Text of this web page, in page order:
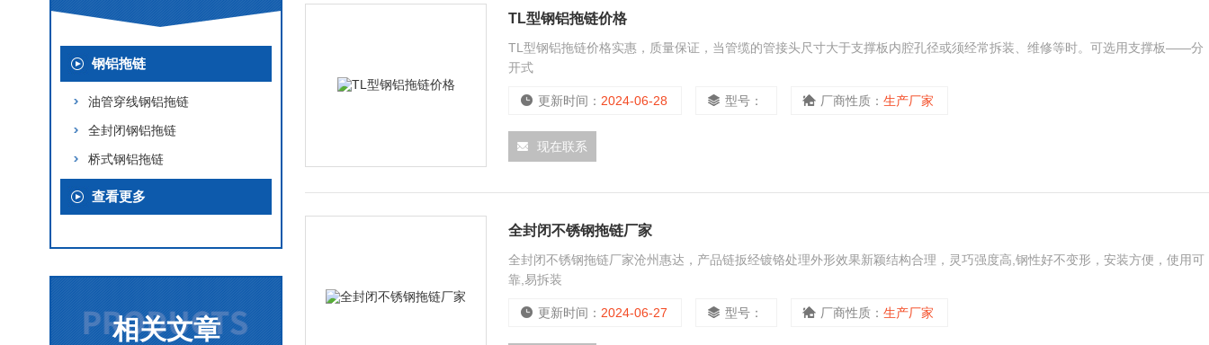
钢铝拖链
油管穿线钢铝拖链
全封闭钢铝拖链
桥式钢铝拖链
查看更多
相关文章
TL型钢铝拖链价格
TL型钢铝拖链价格实惠，质量保证，当管缆的管接头尺寸大于支撑板内腔孔径或须经常拆装、维修等时。可选用支撑板——分
开式
更新时间： 2024-06-28 型号： 厂商性质： 生产厂家
现在联系
全封闭不锈钢拖链厂家
全封闭不锈钢拖链厂家沧州惠达，产品链扳经镀铬处理外形效果新颖结构合理，灵巧强度高,钢性好不变形，安装方便，使用可
靠,易拆装
更新时间： 2024-06-27 型号： 厂商性质： 生产厂家